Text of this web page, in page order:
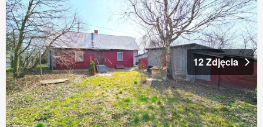
12 Zdjęcia